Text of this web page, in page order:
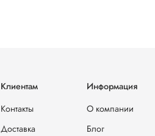
Клиентам
Контакты
Доставка
Информация
О компании
Блог